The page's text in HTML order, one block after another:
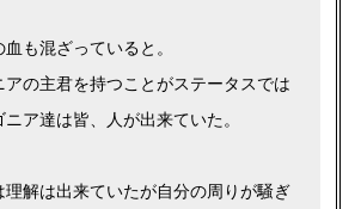
も混ざっていると。
の主君を持つことがステータスでは
ア達は皆、人が出来ていた。
理解は出来ていたが自分の周りが騒ぎ